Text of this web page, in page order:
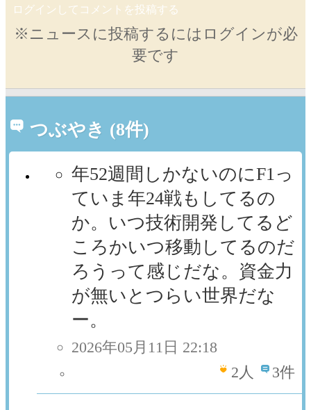
ログインしてコメントを投稿する
※ニュースに投稿するにはログインが必
要です
つぶやき (8件)
年52週間しかないのにF1っ
ていま年24戦もしてるの
か。いつ技術開発してるど
ころかいつ移動してるのだ
ろうって感じだな。資金力
が無いとつらい世界だな
ー。
2026年05月11日 22:18
2人 3件